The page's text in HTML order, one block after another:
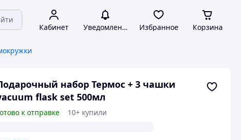
Кабинет Уведомления Избранное Корзина
набор Термос + 3 чашки
flask set 500мл
к отправке 10+ купили